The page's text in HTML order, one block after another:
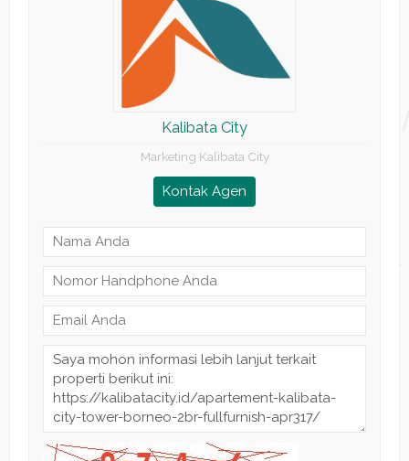
Kalibata City
Marketing Kalibata City
Kontak Agen